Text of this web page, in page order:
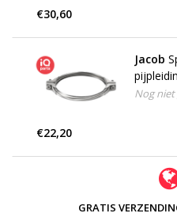
€30,60
Jacob
Nog
€22,20
GRATIS